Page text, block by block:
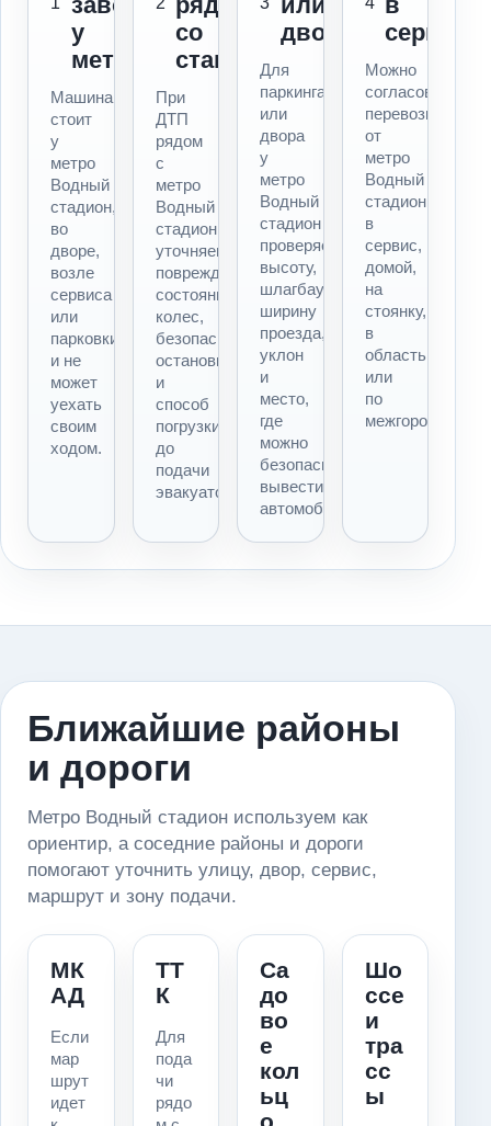
у
метро
Машина
стоит
у
метро
Водный
стадион,
во
дворе,
возле
сервиса
или
парковки
и не
может
уехать
своим
ходом.
со
станцией
При
ДТП
рядом
с
метро
Водный
стадион
уточняем
повреждения,
состояние
колес,
безопасность
остановки
и
способ
погрузки
до
подачи
эвакуатора.
двор
Для
паркинга
или
двора
у
метро
Водный
стадион
проверяем
высоту,
шлагбаум,
ширину
проезда,
уклон
и
место,
где
можно
безопасно
вывести
автомобиль.
сервис
Можно
согласовать
перевозку
от
метро
Водный
стадион
в
сервис,
домой,
на
стоянку,
в
область
или
по
межгороду.
Ближайшие районы
и дороги
Метро Водный стадион используем как
ориентир, а соседние районы и дороги
помогают уточнить улицу, двор, сервис,
маршрут и зону подачи.
МК
АД
Если
мар
шрут
идет
ТТ
К
Для
пода
чи
рядо
Са
до
во
е
кол
ьц
Шо
ссе
и
тра
сс
ы